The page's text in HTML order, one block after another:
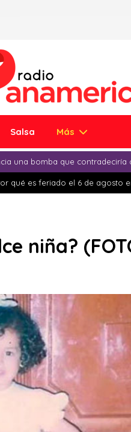
Salsa Más
una bomba que contradeciría
qué es feriado el 6 de agosto
niña?